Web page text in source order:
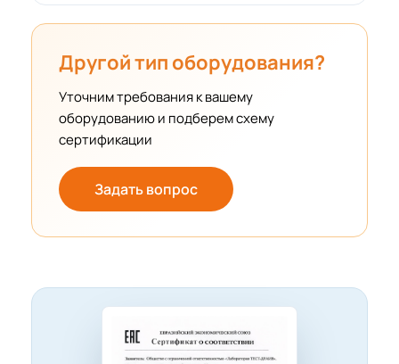
Другой тип оборудования?
Уточним требования к вашему
оборудованию и подберем схему
сертификации
Задать вопрос